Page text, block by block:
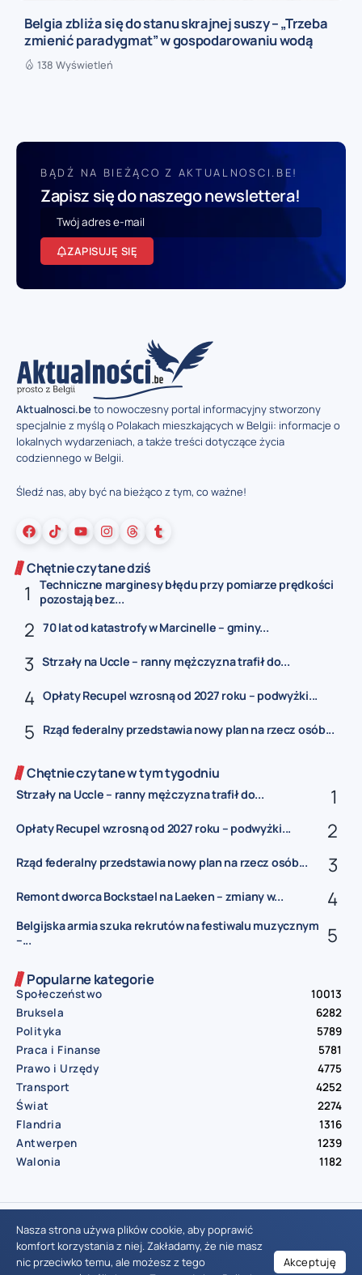
Belgia zbliża się do stanu skrajnej suszy – „Trzeba
zmienić paradygmat” w gospodarowaniu wodą
138 Wyświetleń
BĄDŹ NA BIEŻĄCO Z AKTUALNOSCI.BE!
Zapisz się do naszego newslettera!
ZAPISUJĘ SIĘ
Aktualnosci.beto nowoczesny portal informacyjny stworzony
specjalnie z myślą o Polakach mieszkających w Belgii: informacje o
lokalnych wydarzeniach, a także treści dotyczące życia
codziennego w Belgii.
Śledź nas, aby być na bieżąco z tym, co ważne!
Chętnie czytane dziś
Techniczne marginesy błędu przy pomiarze prędkości
pozostają bez...
70 lat od katastrofy w Marcinelle – gminy...
Strzały na Uccle – ranny mężczyzna trafił do...
Opłaty Recupel wzrosną od 2027 roku – podwyżki...
Rząd federalny przedstawia nowy plan na rzecz osób...
Chętnie czytane w tym tygodniu
Strzały na Uccle – ranny mężczyzna trafił do...
Opłaty Recupel wzrosną od 2027 roku – podwyżki...
Rząd federalny przedstawia nowy plan na rzecz osób...
Remont dworca Bockstael na Laeken – zmiany w...
Belgijska armia szuka rekrutów na festiwalu muzycznym
–...
Popularne kategorie
Społeczeństwo
10013
Bruksela
6282
Polityka
5789
Praca i Finanse
5781
Prawo i Urzędy
4775
Transport
4252
Świat
2274
Flandria
1316
Antwerpen
1239
Walonia
1182
© Aktualnosci.be – All Right Reserved 2016-2026
Nasza strona używa plików cookie, aby poprawić
komfort korzystania z niej. Zakładamy, że nie masz
nic przeciwko temu, ale możesz z tego
Akceptuję